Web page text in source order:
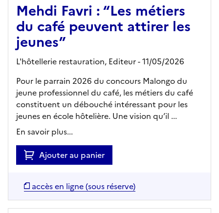
Mehdi Favri : “Les métiers
du café peuvent attirer les
jeunes”
L'hôtellerie restauration, Editeur- 11/05/2026
Pour le parrain 2026 du concours Malongo du
jeune professionnel du café, les métiers du café
constituent un débouché intéressant pour les
jeunes en école hôtelière. Une vision qu’il ...
En savoir plus...
Ajouter au panier
accès en ligne (sous réserve)